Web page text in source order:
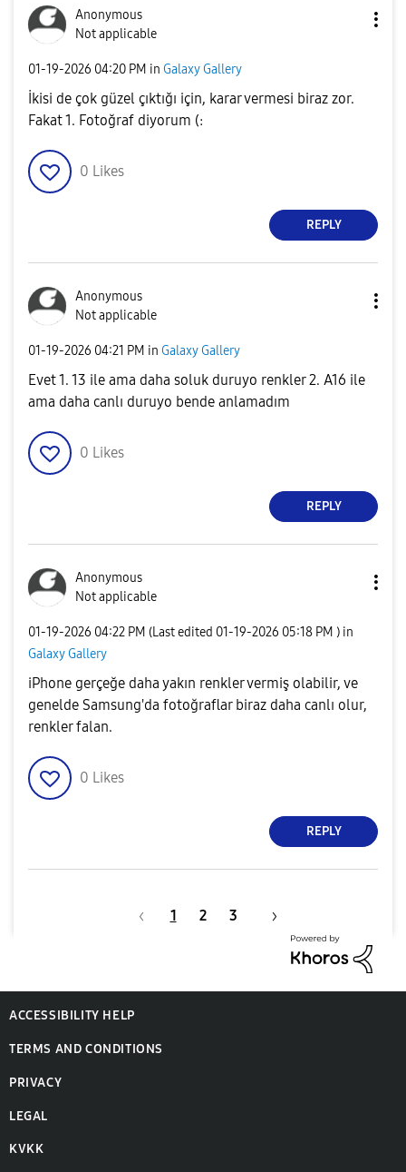
Anonymous
Not applicable
‎01-19-2026 04:20 PM in Galaxy Gallery
İkisi de çok güzel çıktığı için, karar vermesi biraz zor.
Fakat 1. Fotoğraf diyorum (:
0 Likes
REPLY
Anonymous
Not applicable
‎01-19-2026 04:21 PM in Galaxy Gallery
Evet 1. 13 ile ama daha soluk duruyo renkler 2. A16 ile
ama daha canlı duruyo bende anlamadım
0 Likes
REPLY
Anonymous
Not applicable
‎01-19-2026 04:22 PM (Last edited ‎01-19-2026 05:18 PM ) in
Galaxy Gallery
iPhone gerçeğe daha yakın renkler vermiş olabilir, ve
genelde Samsung'da fotoğraflar biraz daha canlı olur,
renkler falan.
0 Likes
REPLY
1 2 3
ACCESSIBILITY HELP
TERMS AND CONDITIONS
PRIVACY
LEGAL
KVKK